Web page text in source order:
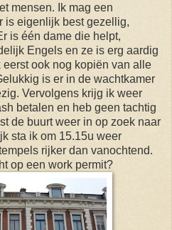
mensen. Ik mag een
is eigenlijk best gezellig,
is één dame die helpt,
Engels en ze is erg aardig
ook nog kopiën van alle
is er in de wachtkamer
Vervolgens krijg ik weer
betalen en heb geen tachtig
de buurt weer in op zoek naar
sta ik om 15.15u weer
rijker dan vanochtend.
op een work permit?